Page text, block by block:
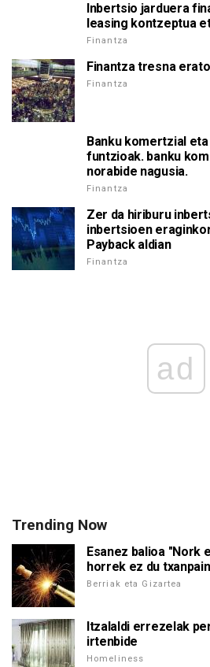
Inbertsio jarduera
leasing kontzeptua
Finantza
Finantza tresna
Finantza
Banku komertzial
funtzioak. banku
norabide nagusia.
Finantza
Zer da hiriburu
inbertsioen
Payback aldian
Finantza
ad
Trending Now
Esanez balioa "Nork
horrek ez du
Berriak eta Gizartea
Itzalaldi errezelak
irtenbide
Homeliness